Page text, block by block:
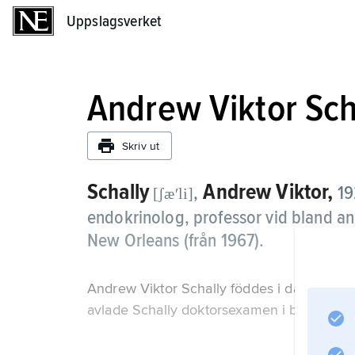
Uppslagsverket
Andrew Viktor
Skriv ut
Schally [ʃæʹli], Andrew Viktor,
endokrinolog, professor vid bland
New Orleans (från 1967).
Andrew Viktor Schally föddes i dåvarande
avlade Schally doktorsexamen i biokemi